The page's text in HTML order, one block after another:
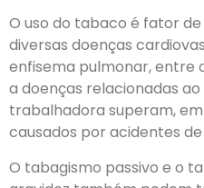
O uso do tabaco é fator
diversas doenças
enfisema pulmonar, entre
a doenças relacionadas
trabalhadora superam,
causados por acidentes
O tabagismo passivo e o